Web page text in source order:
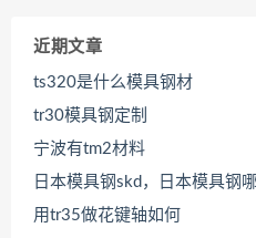
近期文章
ts320是什么模具钢材
tr30模具钢定制
宁波有tm2材料
日本模具钢skd，日本模具钢
用tr35做花键轴如何